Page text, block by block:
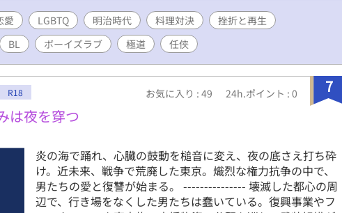
います。あらかじめ世界観のイメージとしてお楽しみいただ
けますと幸いです。 ※アルファポリス以外にも、他の小説サ
イトに同じ小説を載せておりますが 、全て「極 道楽」が描い
たオリジナル作品になります。
愛 LGBTQ 明治時代 料理対決
挫折と再生
BL ボーイズラブ 極道 任侠
7
R18 お気に入り : 49 24h.ポイント : 0
は夜を穿つ
炎の海で踊れ、心臓の鼓動を槌音に変え、夜の底さえ打ち砕
け。近未来、戦争で荒廃した東京。熾烈な権力抗争の中で、
男たちの愛と復讐が始まる。 --------------- 壊滅した都心の周
辺で、行き場をなくした男たちは蠢いている。復興事業やフ